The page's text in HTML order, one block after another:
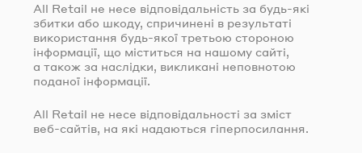
All Retail не несе відповідальність за будь-які
збитки або шкоду, спричинені в результаті
використання будь-якої третьою стороною
інформації, що міститься на нашому сайті,
а також за наслідки, викликані неповнотою
поданої інформації.
All Retail не несе відповідальності за зміст
веб-сайтів, на які надаються гіперпосилання.